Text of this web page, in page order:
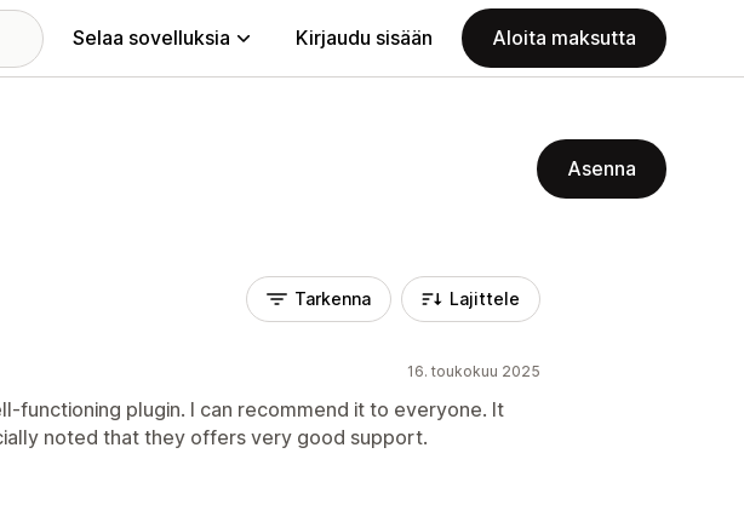
Selaa sovelluksia Kirjaudu sisään Aloita maksutta
Asenna
Tarkenna Lajittele
16. toukokuu 2025
functioning plugin. I can recommend it to everyone. It
noted that they offers very good support.